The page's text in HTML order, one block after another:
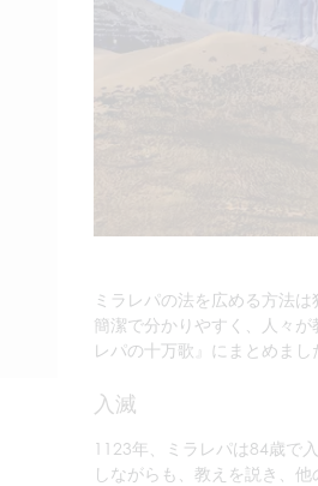
ミラレパの法を広める方法
簡潔で分かりやすく、人々
レパの十万歌』にまとめまし
入滅
1123年、ミラレパは84歳で
しながらも、教えを説き、